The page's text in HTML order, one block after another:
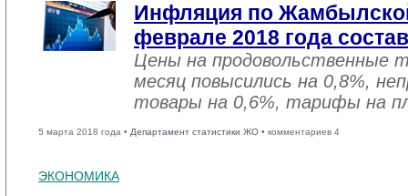
Инфляция по
феврале 2018 года
Цены на продовольственные
месяц повысились на 0,8%,
товары на 0,6%, тарифы на
5 марта 2018 года • Департамент статистики ЖО • комментариев 4
ЭКОНОМИКА